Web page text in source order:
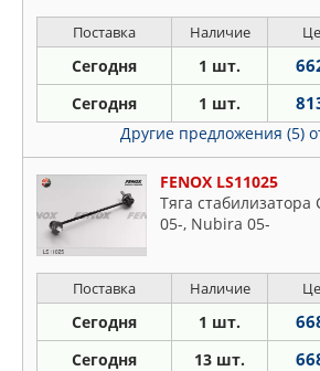
Поставка Наличие
Сегодня 1 шт.
Сегодня 1 шт.
Другие предложения (5)
FENOX LS11025
Тяга
05-, Nubira 05-
Поставка Наличие
Сегодня 1 шт.
Сегодня 13 шт.